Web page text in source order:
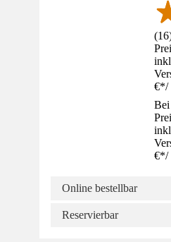
(16
€*/
Bei
€*/
Online bestellbar
Reservierbar